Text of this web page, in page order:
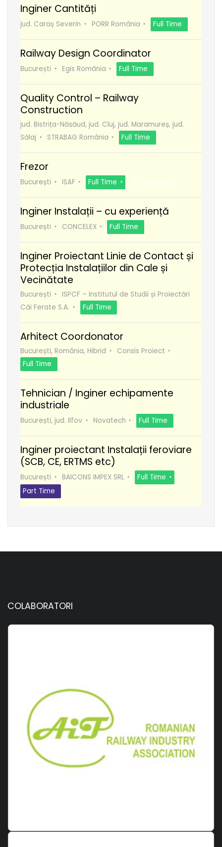
Inginer Cantități
jud. Caraș Severin PORR România Full Time
Railway Design Coordinator
București Egis România Full Time
Quality Control – Railway
Construction
jud. Bistrița-Năsăud, jud. Cluj, jud. Maramureș, jud.
Sălaj
STRABAG România Full Time
Frezor
București ISAF Full Time Recomanda
Inginer Instalații – cu experiență
București CONCELEX Full Time
Inginer Proiectant Linie de Contact și
Protecția Instalațiilor din Cale și
Vecinătate
București
ISPCF – Institutul de Studii și Proiectări
Căi Ferate S.A.
Full Time
Arhitect Coordonator
București, România, Hibrid
Consis Proiect
Full Time
Tehnician / Inginer echipamente
industriale
București, jud. Ilfov Novatech Full Time
Inginer proiectant Instalații feroviare
(SCB, CE, ERTMS etc)
București BAICONS IMPEX SRL
Full Time
Part Time
COLABORATORI